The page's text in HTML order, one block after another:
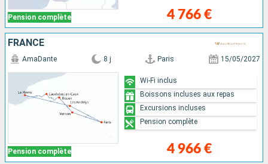
Pension complète 4 766 €
FRANCE
Pension complète
AmaDante 8 j Paris 15/05/2027
4 966 €
Wi-Fi inclus
Boissons incluses aux repas
Excursions incluses
Pension complète